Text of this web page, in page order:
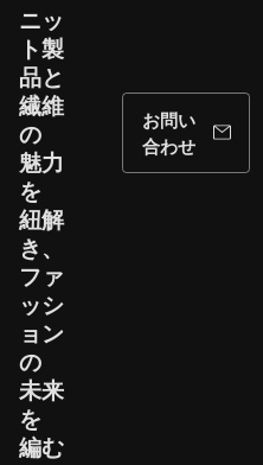
ニッ
ト製
品と​
繊維
の​
魅力
を​
紐解
き、​
ファ
ッシ
ョン
の​
未来
を​
編む
お問い
合わせ